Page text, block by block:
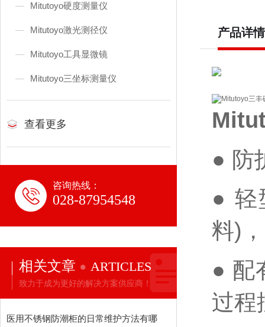
Mitutoyo硬度测量仪
Mitutoyo激光测径仪
Mitutoyo工具显微镜
Mitutoyo三坐标测量仪
查看更多
咨询热线：
028-87954548
相关文章 ARTICLES
致力于成为更好的解决方案供应商！
医用不锈钢防潮柜的日常维护方法有哪
产品详情
● 防
● 轻
料)
● 配
过程